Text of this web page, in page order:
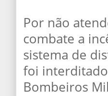
Por não
combate a
sistema de
foi
Bombeiros